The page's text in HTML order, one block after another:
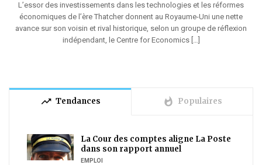
L’essor des investissements dans les technologies et les réformes
économiques de l’ère Thatcher donnent au Royaume-Uni une nette
avance sur son voisin et rival historique, selon un groupe de réflexion
indépendant, le Centre for Economics […]
trending_up Tendances whatshot Populaires
La Cour des comptes aligne La Poste
dans son rapport annuel
EMPLOI